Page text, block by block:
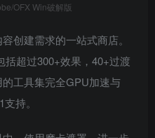
OFX Win破解版
创建需求的一站式商店。
括超过300+效果，40+过渡
工具集完全GPU加速与
持。